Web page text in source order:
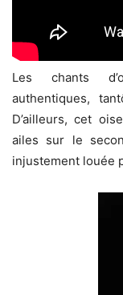
Les chants
authentiques,
D’ailleurs, cet
ailes sur le
injustement louée